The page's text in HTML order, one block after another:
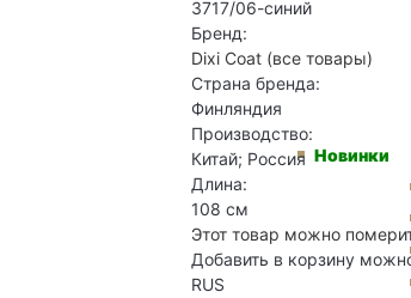
Новинки
3717/06-синий
Бренд:
Dixi Coat (все товары)
Страна бренда:
Финляндия
Производство:
Китай; Россия
Длина:
108 см
Этот товар можно
Добавить в корзину
RUS